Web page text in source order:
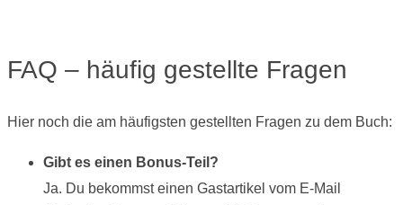
FAQ – häufig gestellte Fragen
Hier noch die am häufigsten gestellten Fragen zu dem Buch:
Gibt es einen Bonus-Teil?
Ja. Du bekommst einen Gastartikel vom E-Mail